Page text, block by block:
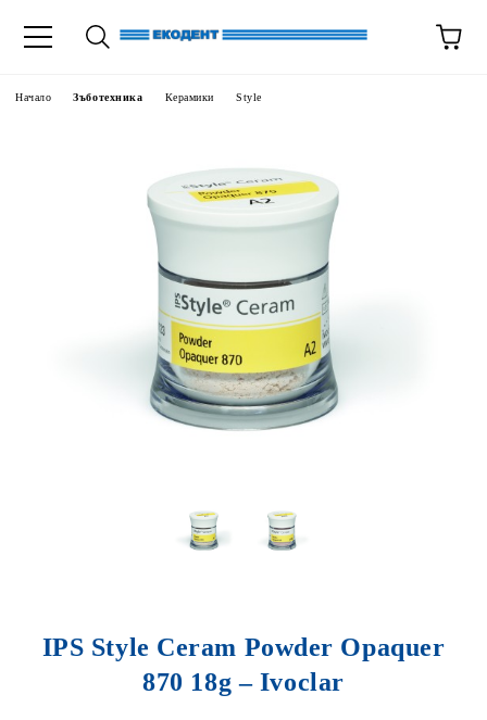
Начало Зъботехника Керамики Style
IPS Style Ceram Powder Opaquer
870 18g – Ivoclar